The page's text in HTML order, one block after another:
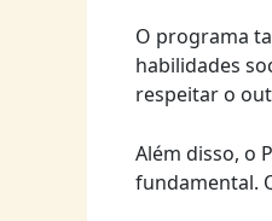
O programa
habilidades
respeitar o
Além disso, o
fundamental.